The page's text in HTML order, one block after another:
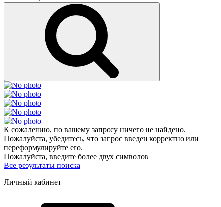
К сожалению, по вашему запросу ничего не найдено.
Пожалуйста, убедитесь, что запрос введен корректно или
переформулируйте его.
Пожалуйста, введите более двух символов
Все результаты поиска
Личный кабинет